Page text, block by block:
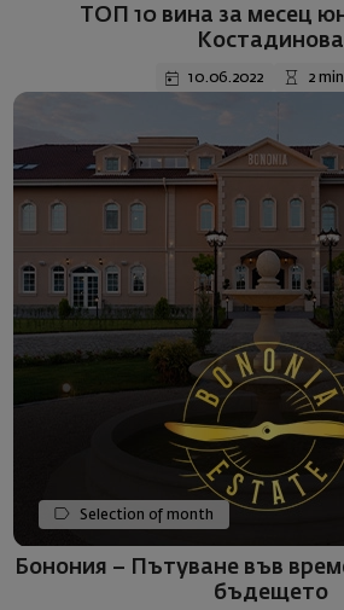
ТОП 10 вина за месец
Костадинова
10.06.2022 2
Selection of month
Бонония – Пътуване във
бъдещето